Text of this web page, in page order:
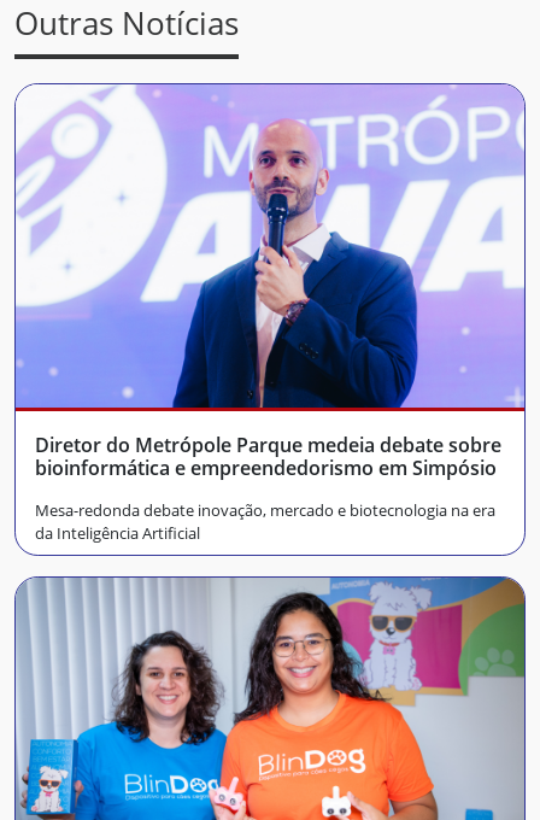
Outras Notícias
Diretor do Metrópole Parque medeia debate sobre
bioinformática e empreendedorismo em Simpósio
Mesa-redonda debate inovação, mercado e biotecnologia na era
da Inteligência Artificial